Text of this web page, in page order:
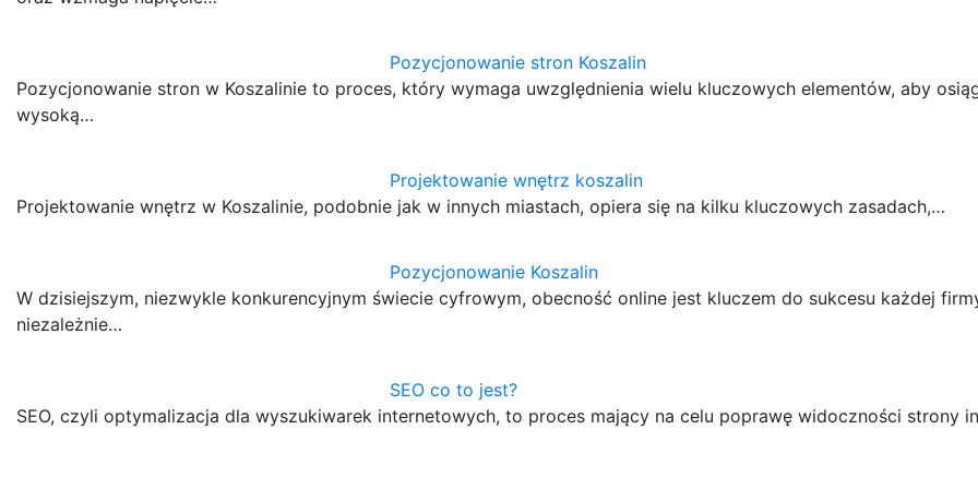
Pozycjonowanie stron Koszalin
Pozycjonowanie stron w Koszalinie to proces, który wymaga uwzględnienia wielu kluczowych elementów, aby
wysoką…
Projektowanie wnętrz koszalin
Projektowanie wnętrz w Koszalinie, podobnie jak w innych miastach, opiera się na kilku kluczowych zasadach,…
Pozycjonowanie Koszalin
W dzisiejszym, niezwykle konkurencyjnym świecie cyfrowym, obecność online jest kluczem do sukcesu każdej
niezależnie…
SEO co to jest?
SEO, czyli optymalizacja dla wyszukiwarek internetowych, to proces mający na celu poprawę widoczności strony